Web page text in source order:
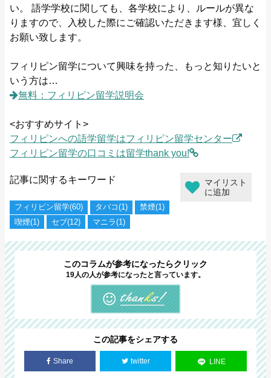
い。 語学学校に関しても、各学校により、ルールが異な
りますので、入校した際にご確認いただきます様、宜しく
お願い致します。
フィリピン留学について興味を持った、もっと知りたいと
いう方は…
無料：フィリピン留学説明会
<おすすめサイト>
フィリピンへの語学留学はフィリピン留学センター
フィリピン留学の口コミは留学thank you!
マイリスト
に追加
記事に関するキーワード
フィリピン留学(60) タバコ(1)
禁煙(1)
喫煙(1)
セブ(12) マニラ(1)
このコラムが参考になったらクリック
19人の人が参考になったと言っています。
この記事をシェアする
Share twitter LINE